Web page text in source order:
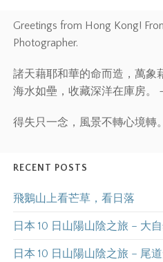
Greetings from Hong Kong!
Photographer.
諸天藉耶和華的命而造，萬象
海水如壘，收藏深洋在庫房。
得失只一念，風景不轉心境轉
RECENT POSTS
飛鵝山上看芒草，看日落
日本 10 日山陽山陰之旅 – 大
日本 10 日山陽山陰之旅 – 尾